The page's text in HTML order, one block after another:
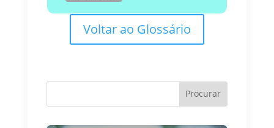
Voltar ao Glossário